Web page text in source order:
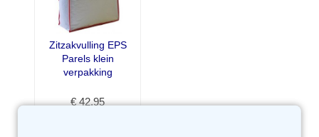
Zitzakvulling EPS
Parels klein
verpakking
€ 42.95